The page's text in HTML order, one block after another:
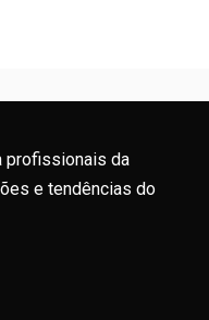
profissionais da
e tendências do